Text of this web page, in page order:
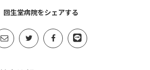
回生堂病院をシェアする